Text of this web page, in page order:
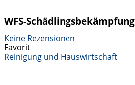
WFS-Schädlingsbekämpfung
Keine Rezensionen
Favorit
Reinigung und Hauswirtschaft